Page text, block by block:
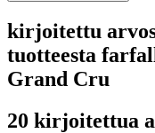
kirjoitettu
tuotteesta
Grand Cru
20 kirjoitettua